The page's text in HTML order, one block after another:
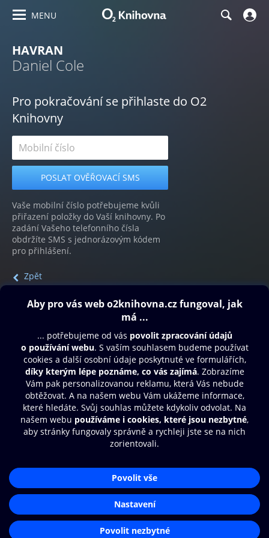
MENU
HAVRAN
Daniel Cole
Pro pokračování se přihlaste do O2
Knihovny
Vaše mobilní číslo potřebujeme kvůli
přiřazení položky do Vaší knihovny. Po
zadání Vašeho telefonního čísla
obdržíte SMS s jednorázovým kódem
pro přihlášení.
Zpět
Obsah ke stažení
Moje O2 Knihovna
Další zábava
© O2 Czech Republic a.s.
Přístupnost
Zásady zpracování osobních údajů
Nastavení cookies
Aplikace O2 Knihovna
Čti a poslouchej své e-knihy a
audioknihy rychleji a pohodlněji.